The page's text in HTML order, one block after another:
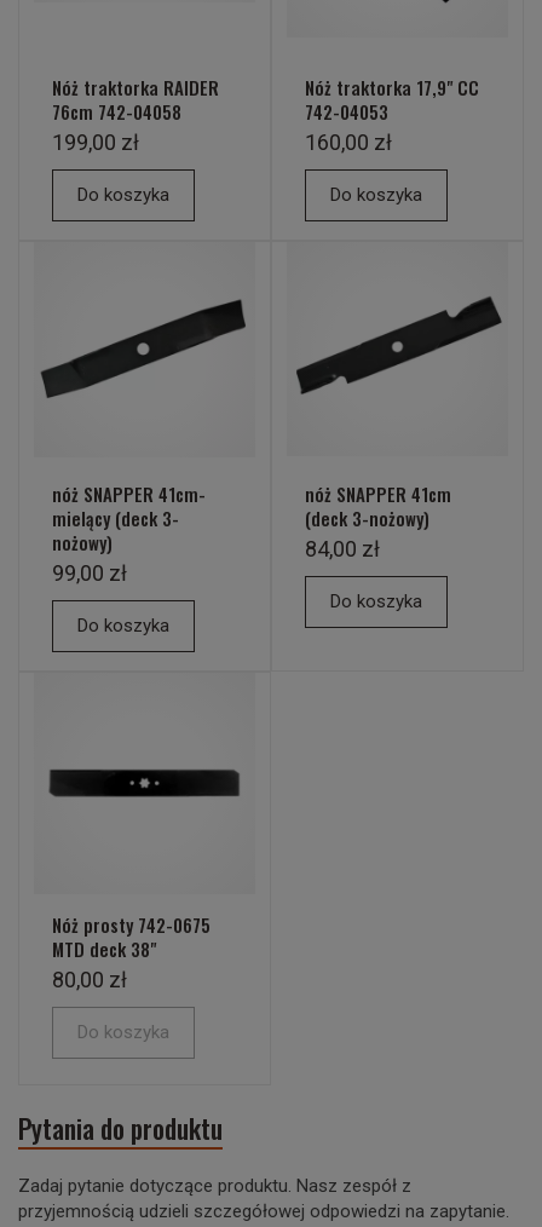
Nóż traktorka RAIDER
76cm 742-04058
199,00 zł
Do koszyka
Nóż traktorka 17,9" CC
742-04053
160,00 zł
Do koszyka
nóż SNAPPER 41cm-
mielący (deck 3-
nożowy)
99,00 zł
Do koszyka
nóż SNAPPER 41cm
(deck 3-nożowy)
84,00 zł
Do koszyka
Nóż prosty 742-0675
MTD deck 38"
80,00 zł
Do koszyka
Pytania do produktu
Zadaj pytanie dotyczące produktu. Nasz zespół z
przyjemnością udzieli szczegółowej odpowiedzi na zapytanie.